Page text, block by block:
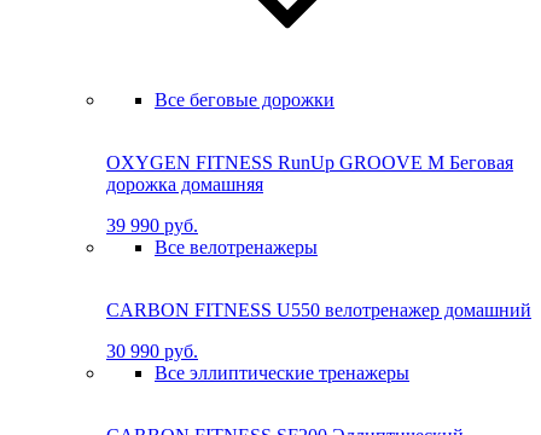
Все беговые дорожки
OXYGEN FITNESS RunUp GROOVE M Бе­го­вая
до­рож­ка до­маш­няя
39 990 руб.
Все велотренажеры
CARBON FITNESS U550 велотренажер домашний
30 990 руб.
Все эллиптические тренажеры